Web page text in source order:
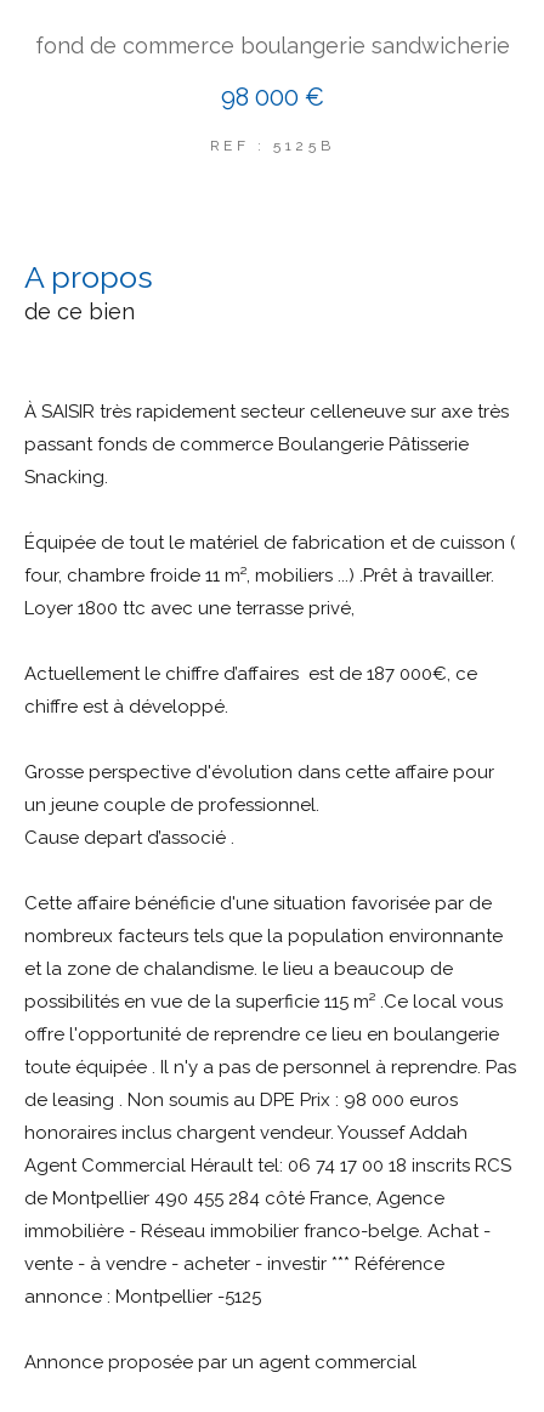
fond de commerce boulangerie sandwicherie
98 000 €
REF : 5125B
a propos
de ce bien
À SAISIR très rapidement secteur celleneuve sur axe très
passant fonds de commerce Boulangerie Pâtisserie
Snacking.
Équipée de tout le matériel de fabrication et de cuisson (
four, chambre froide 11 m², mobiliers ...) .Prêt à travailler.
Loyer 1800 ttc avec une terrasse privé,
Actuellement le chiffre d’affaires est de 187 000€, ce
chiffre est à développé.
Grosse perspective d'évolution dans cette affaire pour
un jeune couple de professionnel.
Cause depart d’associé .
Cette affaire bénéficie d'une situation favorisée par de
nombreux facteurs tels que la population environnante
et la zone de chalandisme. le lieu a beaucoup de
possibilités en vue de la superficie 115 m² .Ce local vous
offre l'opportunité de reprendre ce lieu en boulangerie
toute équipée . Il n'y a pas de personnel à reprendre. Pas
de leasing . Non soumis au DPE Prix : 98 000 euros
honoraires inclus chargent vendeur. Youssef Addah
Agent Commercial Hérault tel: 06 74 17 00 18 inscrits RCS
de Montpellier 490 455 284 côté France, Agence
immobilière - Réseau immobilier franco-belge. Achat -
vente - à vendre - acheter - investir *** Référence
annonce : Montpellier -5125
Annonce proposée par un agent commercial